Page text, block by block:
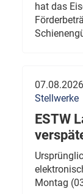
hat das
07.08.2026
Stellwerke
ESTW
Montag